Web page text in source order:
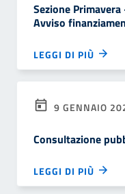
Sezione
Avviso
LEGGI DI PIÙ
9 GENNAIO
Consultazione
LEGGI DI PIÙ